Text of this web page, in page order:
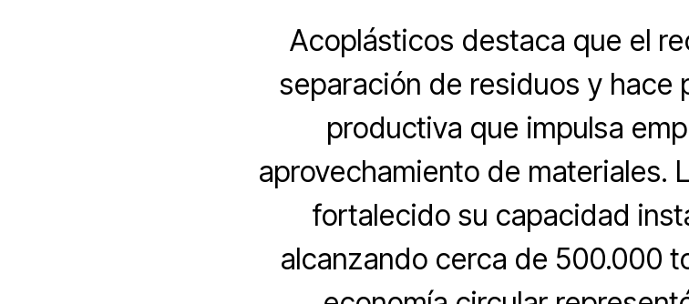
Acoplásticos destaca que el
separación de residuos y hace
productiva que impulsa
aprovechamiento de materiales.
fortalecido su capacidad
alcanzando cerca de 500.000